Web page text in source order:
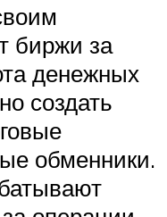
биржи за
денежных
создать
обменники.